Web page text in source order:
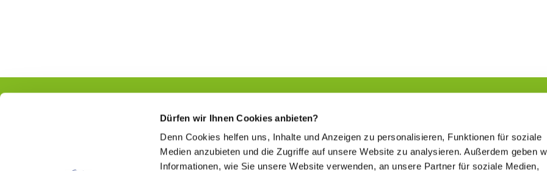
Dürfen wir Ihnen Cookies anbieten?
Denn Cookies helfen uns, Inhalte und Anzeigen zu personalisieren, Funktionen für soziale
Medien anzubieten und die Zugriffe auf unsere Website zu analysieren. Außerdem geben
Informationen, wie Sie unsere Website verwenden, an unsere Partner für soziale Medien,
Sich etwas Gutes tun
www.kur-in-hessen.de